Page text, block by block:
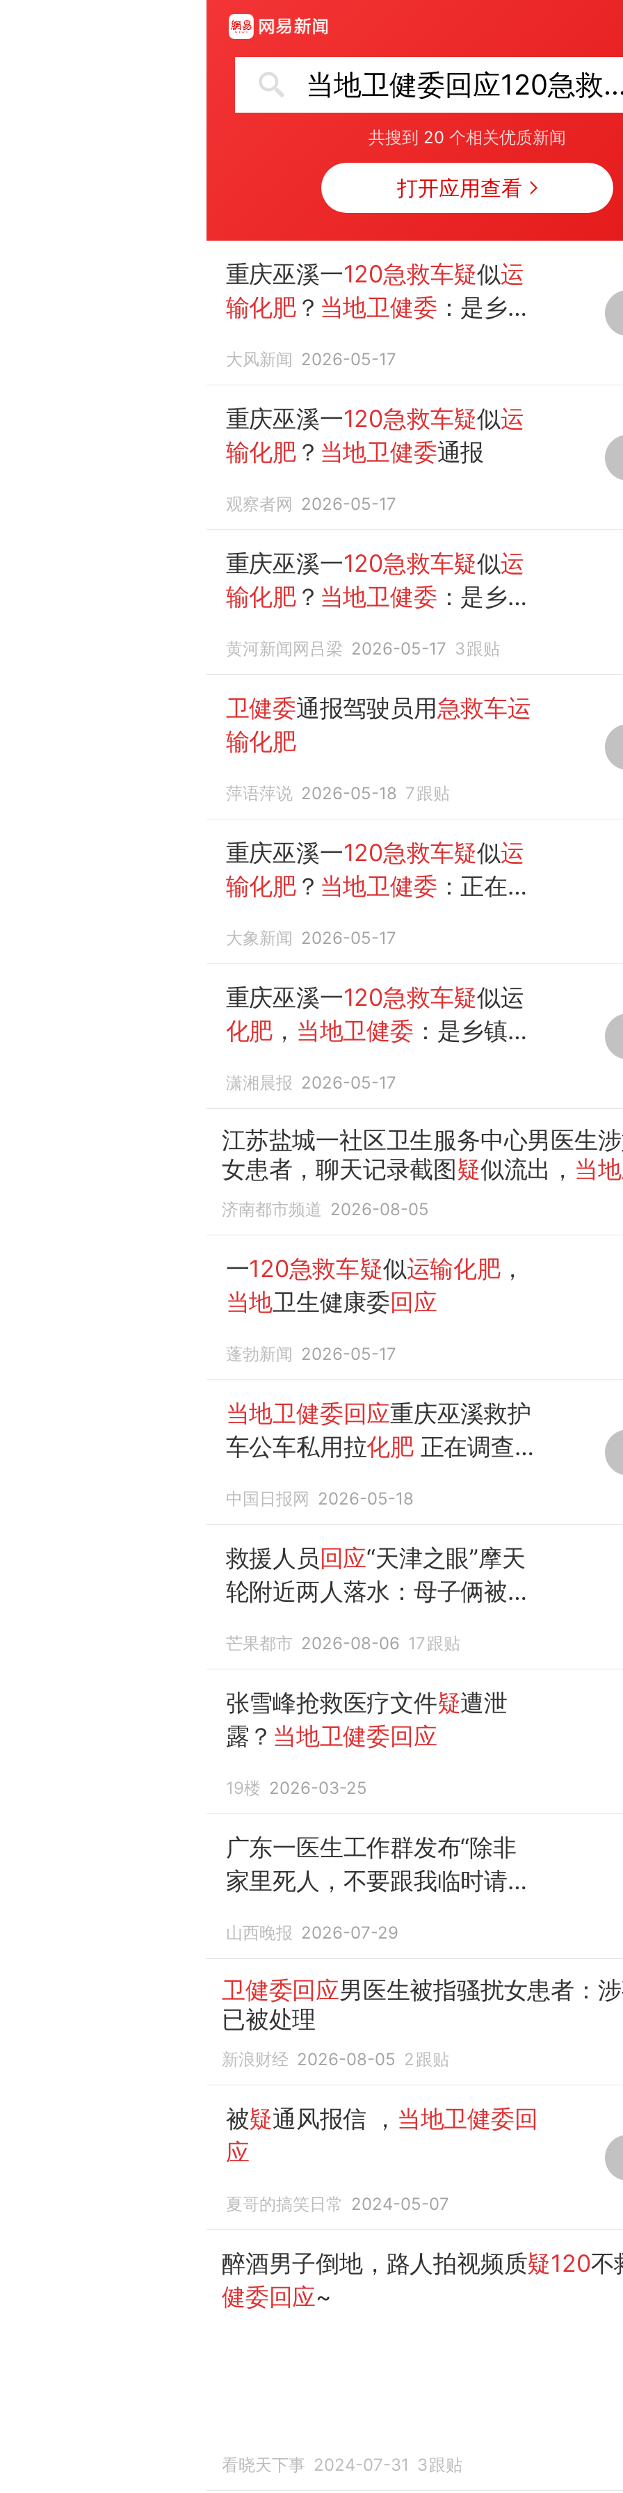
当地卫健委回应120
共搜到 20 个相关优质新闻
打开应用查看
重庆巫溪一120急救车疑似运
输化肥？ 当地卫健委 ：是乡镇
大风新闻 2026-05-17
重庆巫溪一120急救车疑似运
输化肥？ 当地卫健委通报
观察者网 2026-05-17
重庆巫溪一120急救车疑似运
输化肥？ 当地卫健委 ：是乡镇
黄河新闻网吕梁 2026-05-17 3跟贴
卫健委通报驾驶员用急救车运
输化肥
萍语萍说 2026-05-18 7 跟贴
重庆巫溪一120急救车疑似运
输化肥？ 当地卫健委 ：正在调
大象新闻 2026-05-17
重庆巫溪一120急救车疑似运
化肥 ， 当地卫健委 ：是乡镇医
潇湘晨报 2026-05-17
江苏盐城一社区卫生服务中心男医生
女患者，聊天记录截图疑似流出， 当
工作人员回应：涉事医生已被处理
济南都市频道 2026-08-05
一120急救车疑似运输化肥，
当地卫生健康委回应
蓬勃新闻 2026-05-17
当地卫健委回应重庆巫溪救护
车公车私用拉化肥正在调查处
中国日报网 2026-05-18
救援人员回应“天津之眼”摩天
轮附近两人落水：母子俩被先
车；目击者：弟弟落水，妈妈
和哥哥下水救人
芒果都市 2026-08-06 17 跟贴
张雪峰抢救医疗文件疑遭泄
露？ 当地卫健委回应
19楼 2026-03-25
广东一医生工作群发布“除非
家里死人，不要跟我临时请
上热搜，医院：高度重视，正
在核实；当地卫健委最新回应
山西晚报 2026-07-29
卫健委回应男医生被指骚扰女患者：
已被处理
新浪财经 2026-08-05 2 跟贴
被疑通风报信 ， 当地卫健委回
应
夏哥的搞笑日常 2024-05-07
醉酒男子倒地，路人拍视频质疑120不
健委回应~
看晓天下事 2024-07-31 3跟贴